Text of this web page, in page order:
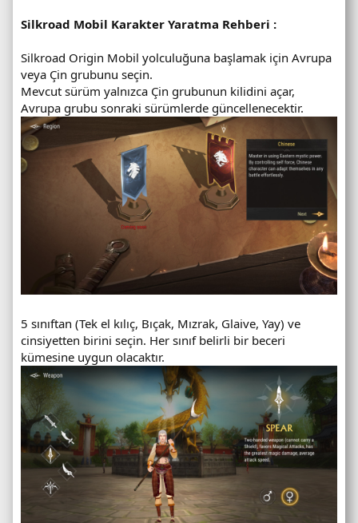
Silkroad Mobil Karakter Yaratma Rehberi :
Silkroad Origin Mobil yolculuğuna başlamak için Avrupa
veya Çin grubunu seçin.
Mevcut sürüm yalnızca Çin grubunun kilidini açar,
Avrupa grubu sonraki sürümlerde güncellenecektir.
5 sınıftan (Tek el kılıç, Bıçak, Mızrak, Glaive, Yay) ve
cinsiyetten birini seçin. Her sınıf belirli bir beceri
kümesine uygun olacaktır.